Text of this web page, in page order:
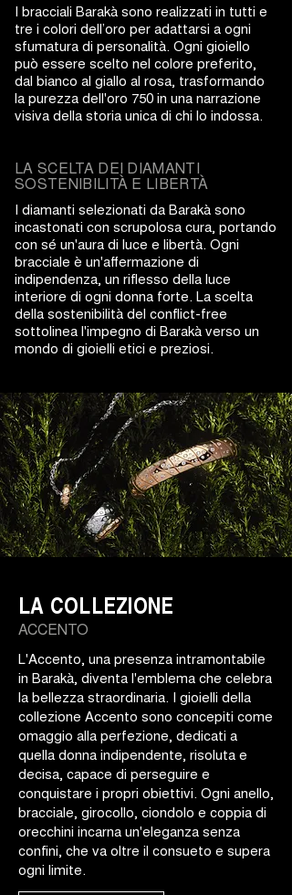
I bracciali Barakà sono realizzati in tutti e
tre i colori dell’oro per adattarsi a ogni
sfumatura di personalità. Ogni gioiello
può essere scelto nel colore preferito,
dal bianco al giallo al rosa, trasformando
la purezza dell'oro 750 in una narrazione
visiva della storia unica di chi lo indossa.
LA SCELTA DEI DIAMANTI
SOSTENIBILITÀ E LIBERTÀ
I diamanti selezionati da Barakà sono
incastonati con scrupolosa cura, portando
con sé un'aura di luce e libertà. Ogni
bracciale è un'affermazione di
indipendenza, un riflesso della luce
interiore di ogni donna forte. La scelta
della sostenibilità del conflict-free
sottolinea l'impegno di Barakà verso un
mondo di gioielli etici e preziosi.
LA COLLEZIONE
ACCENTO
L'Accento, una presenza intramontabile
in Barakà, diventa l'emblema che celebra
la bellezza straordinaria. I gioielli della
collezione Accento sono concepiti come
omaggio alla perfezione, dedicati a
quella donna indipendente, risoluta e
decisa, capace di perseguire e
conquistare i propri obiettivi. Ogni anello,
bracciale, girocollo, ciondolo e coppia di
orecchini incarna un'eleganza senza
confini, che va oltre il consueto e supera
ogni limite.